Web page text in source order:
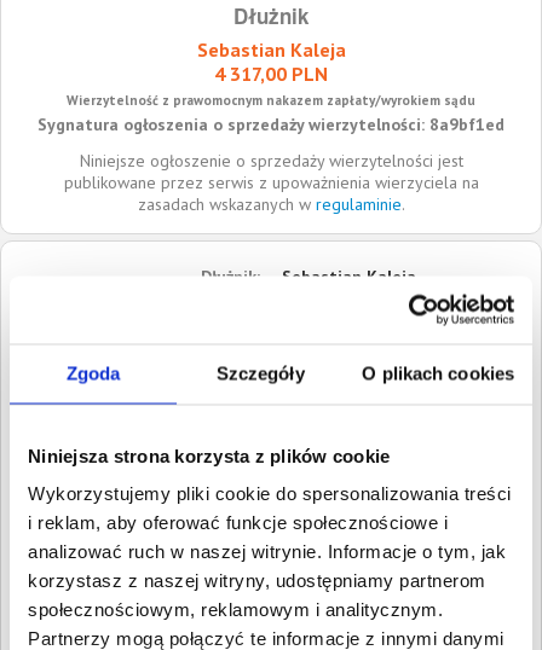
Zgoda Szczegóły O plikach cookies
Niniejsza strona korzysta z plików cookie
Wykorzystujemy pliki cookie do spersonalizowania treści
i reklam, aby oferować funkcje społecznościowe i
analizować ruch w naszej witrynie. Informacje o tym, jak
korzystasz z naszej witryny, udostępniamy partnerom
społecznościowym, reklamowym i analitycznym.
Partnerzy mogą połączyć te informacje z innymi danymi
Dłużnik
Sebastian Kaleja
4 317,00 PLN
Wierzytelność z prawomocnym nakazem zapłaty/wyrokiem sądu
Sygnatura ogłoszenia o sprzedaży wierzytelności: 8a9bf1ed
Niniejsze ogłoszenie o sprzedaży wierzytelności jest
publikowane przez serwis z upoważnienia wierzyciela na
zasadach wskazanych w regulaminie.
Dłużnik:
Sebastian Kaleja
Kępie zaleszańskie
Roszczenia:
1. Cywilne
lutego 2014
W sumie: Wartość:3 671,00 PLN
Koszty sądowe:646,00 PLN
Spłacono:
0,00 PLN
Całkowita
wartość wierzytelności:
4 317,00 PLN